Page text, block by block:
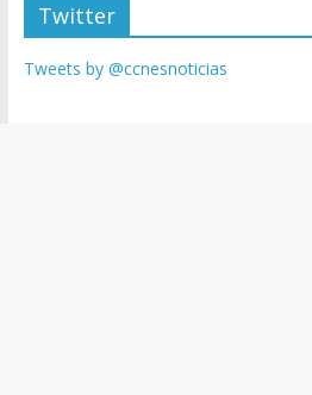
Twitter
Tweets by @ccnesnoticias